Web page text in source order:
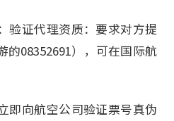
验证代理资质：要求对方提
的08352691），可在国际航
即向航空公司验证票号真伪